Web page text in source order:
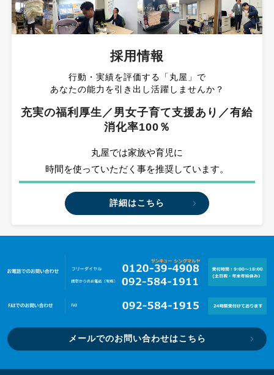
採用情報
行動・実績を評価する「丸屋」で
あなたの能力を引き出し活躍しませんか？
充実の福利厚生／男女子育て支援あり／有給
消化率100％
丸屋では家族や育児に
時間を使っていただく事を推奨しています。
詳細はこちら
メールでのお問い合わせはこちら